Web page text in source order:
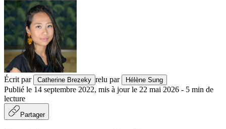
Écrit par Catherine Brezeky relu par Hélène Sung
Publié le 14 septembre 2022, mis à jour le 22 mai 2026 - 5 min de
lecture
Partager